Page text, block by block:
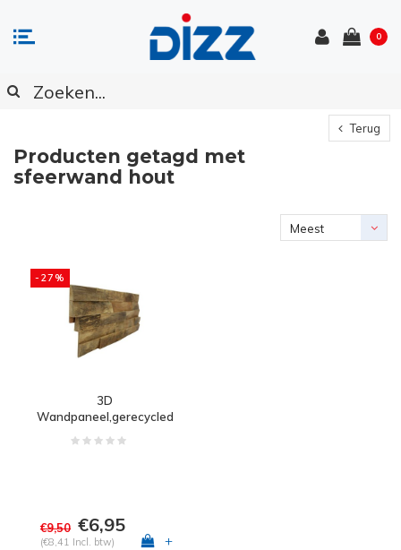
0
Terug
Producten getagd met
sfeerwand hout
Meest
-27%
3D
Wandpaneel,gerecycled
€9,50 €6,95
(€8,41 Incl. btw) +